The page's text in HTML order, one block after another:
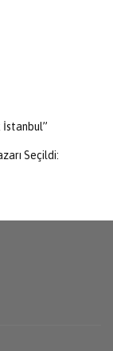
İstanbul”
Seçildi: